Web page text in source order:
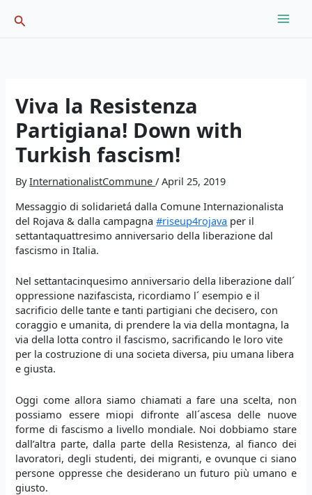
Search
Viva la Resistenza
Partigiana! Down with
Turkish fascism!
ByInternationalistCommune/April 25, 2019
Messaggio di solidarietá dalla Comune Internazionalista
del Rojava & dalla campagna#riseup4rojava per il
settantaquattresimo anniversario della liberazione dal
fascismo in Italia.
Nel settantacinquesimo anniversario della liberazione dall´
oppressione nazifascista, ricordiamo l´ esempio e il
sacrificio delle tante e tanti partigiani che decisero, con
coraggio e umanita, di prendere la via della montagna, la
via della lotta contro il fascismo, sacrificando le loro vite
per la costruzione di una societa diversa, piu umana libera
e giusta.
Oggi come allora siamo chiamati a fare una scelta, non
possiamo essere miopi difronte all´ascesa delle nuove
forme di fascismo a livello mondiale. Noi dobbiamo stare
dall’altra parte, dalla parte della Resistenza, al fianco dei
lavoratori, degli studenti, dei migranti, e ovunque ci siano
persone oppresse che desiderano un futuro più umano e
giusto.